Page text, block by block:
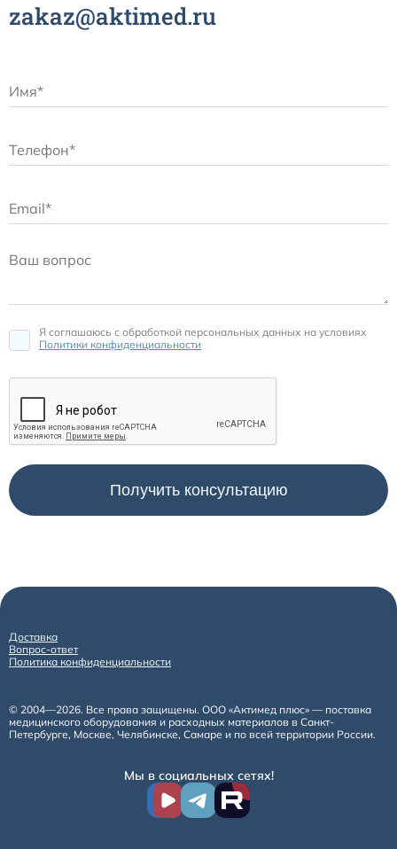
zakaz@aktimed.ru
Я соглашаюсь c обработкой персональных данных на условиях
Политики конфиденциальности
Доставка
Вопрос-ответ
Политика конфиденциальности
© 2004—2026. Все права защищены. ООО «Актимед плюс» — поставка
медицинского оборудования и расходных материалов в Санкт-
Петербурге, Москве, Челябинске, Самаре и по всей территории России.
Мы в социальных сетях!
Расходные материалы для транскутанного монитора
Расходные материалы к аппарату Авента-М
Расходные материалы к аппаратам ИВЛ Hamilton
Расходные материалы к аппаратам ИВЛ Mindray
Расходные материалы к аппаратам ИВЛ Drager
Расходные материалы для ИВЛ Puritan Bennett